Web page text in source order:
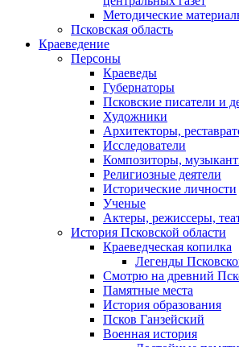
Методические
Псковская область
Краеведение
Персоны
Краеведы
Губернаторы
Псковские писатели и
Художники
Архитекторы,
Исследователи
Композиторы,
Религиозные деятели
Исторические личности
Ученые
Актеры, режиссеры,
История Псковской области
Краеведческая копилка
Легенды
Смотрю на древний
Памятные места
История образования
Псков Ганзейский
Военная история